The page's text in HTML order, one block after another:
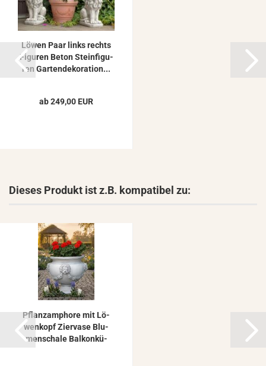
Löwen Paar links rechts
Fi­gu­ren Beton Stein­fi­gu­
ren Gar­ten­de­ko­ra­ti­on...
ab 249,00 EUR
Dieses Produkt ist z.B. kompatibel zu:
Pflanz­am­pho­re mit Lö­
wen­kopf Zier­va­se Blu­
men­scha­le Bal­kon­kü­